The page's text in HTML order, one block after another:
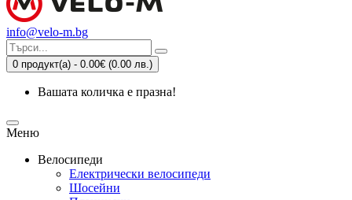
info@velo-m.bg
0 продукт(а) - 0.00€ (0.00 лв.)
Вашата количка е празна!
Меню
Велосипеди
Електрически велосипеди
Шосейни